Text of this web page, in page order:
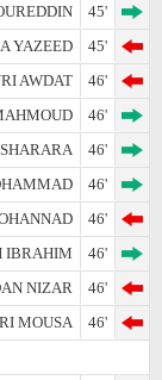
45'
YAZEED
45'
AWDAT
46'
46'
SHARARA
46'
46'
46'
IBRAHIM
46'
NIZAR
46'
MOUSA
46'